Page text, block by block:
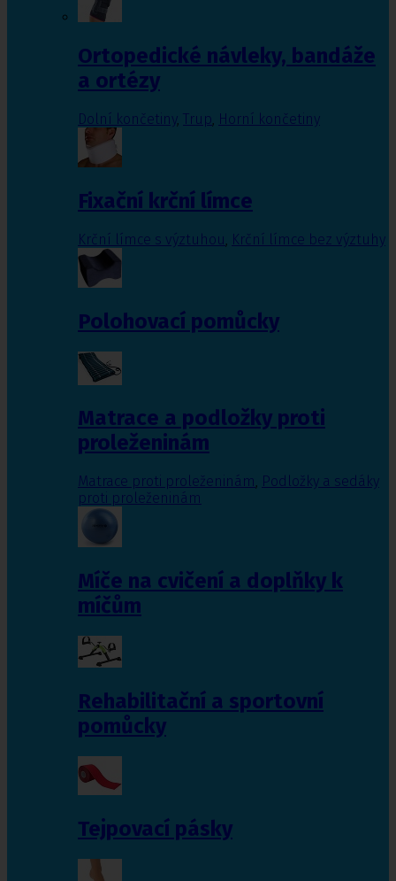
Ortopedické návleky, bandáže
a ortézy
Dolní končetiny, Trup, Horní končetiny
Fixační krční límce
Krční límce s výztuhou Krční límce bez výztuhy
Polohovací pomůcky
Matrace a podložky proti
proleženinám
Matrace proti proleženinám, Podložky a sedáky
proti proleženinám
Míče na cvičení a doplňky k
míčům
Rehabilitační a sportovní
pomůcky
Tejpovací pásky